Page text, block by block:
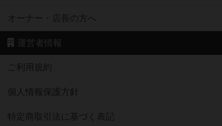
オーナー・店長の方へ
運営者情報
ご利用規約
個人情報保護方針
特定商取引法に基づく表記